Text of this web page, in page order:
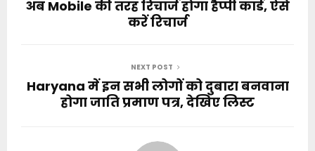
अब Mobile की तरह रिचार्ज होगा हैप्पी कार्ड, ऐसे
करें रिचार्ज
NEXT POST
Haryana में इन सभी लोगों को दुबारा बनवाना
होगा जाति प्रमाण पत्र, देखिए लिस्ट